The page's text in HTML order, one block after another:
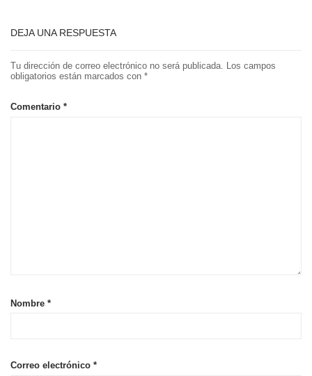
DEJA UNA RESPUESTA
Tu dirección de correo electrónico no será publicada. Los campos
obligatorios están marcados con *
Comentario *
Nombre *
Correo electrónico *